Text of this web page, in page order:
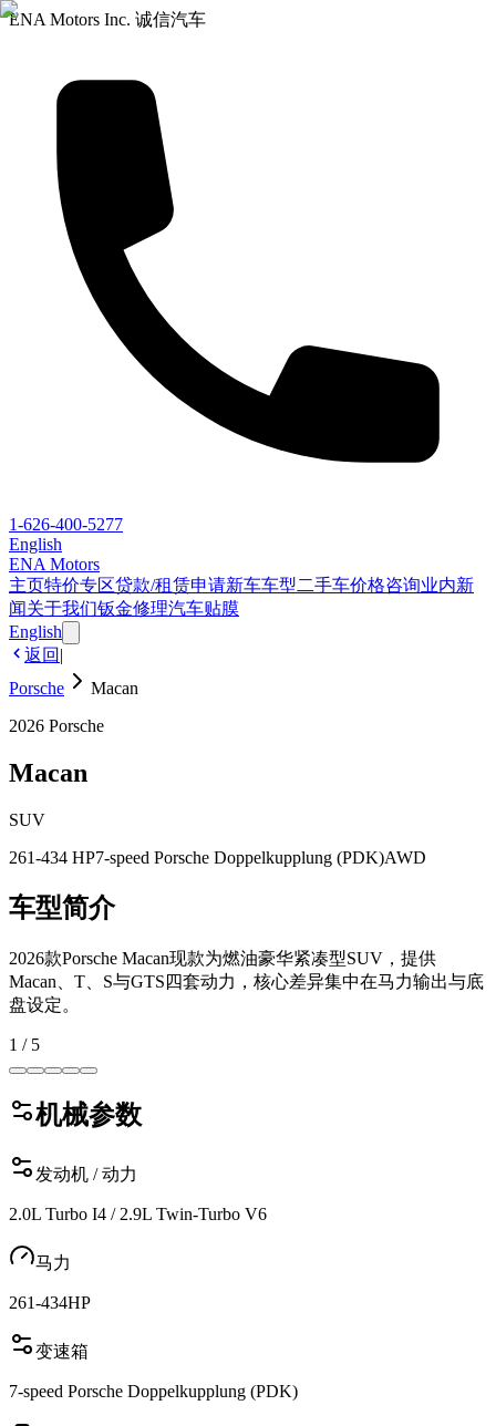
ENA Motors Inc. 诚信汽车
1-626-400-5277
English
ENA Motors
主页特价专区贷款/租赁申请新车车型二手车价格咨询业内新
闻关于我们钣金修理汽车贴膜
English
返回 |
Porsche
Macan
2026 Porsche
Macan
SUV
261-434 HP7-speed Porsche Doppelkupplung (PDK)AWD
车型简介
2026款Porsche Macan现款为燃油豪华紧凑型SUV，提供
Macan、T、S与GTS四套动力，核心差异集中在马力输出与底
盘设定。
1 / 5
机械参数
发动机 / 动力
2.0L Turbo I4 / 2.9L Twin-Turbo V6
马力
261-434HP
变速箱
7-speed Porsche Doppelkupplung (PDK)